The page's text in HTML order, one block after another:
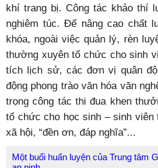
khí trang bị. Công tác khảo thí
nghiêm túc. Để nâng cao chất
khóa, ngoài việc quản lý, rèn
thường xuyên tổ chức cho sinh
tích lịch sử, các đơn vị quân
động phong trào văn hóa văn
trọng công tác thi đua khen
tổ chức cho học sinh – sinh viên
xã hội, “đền ơn, đáp nghĩa”...
Một buổi huấn luyện của Trung tâm